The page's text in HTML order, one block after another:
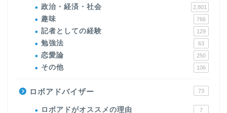
政治・経済・社会 2,801
趣味 766
記者としての経験 129
勉強法 63
恋愛論 250
その他 106
ロボアドバイザー 73
ロボアドがオススメの理由 7